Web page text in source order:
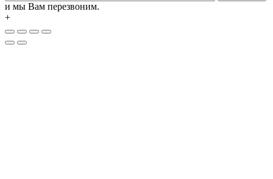
и мы Вам перезвоним.
+